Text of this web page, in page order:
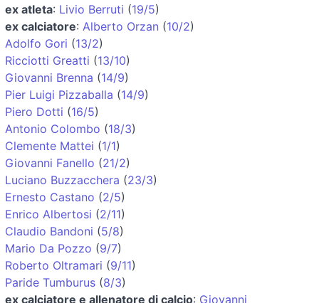
ex atleta: Livio Berruti (19/5)
ex calciatore: Alberto Orzan (10/2)
Adolfo Gori (13/2)
Ricciotti Greatti (13/10)
Giovanni Brenna (14/9)
Pier Luigi Pizzaballa (14/9)
Piero Dotti (16/5)
Antonio Colombo (18/3)
Clemente Mattei (1/1)
Giovanni Fanello (21/2)
Luciano Buzzacchera (23/3)
Ernesto Castano (2/5)
Enrico Albertosi (2/11)
Claudio Bandoni (5/8)
Mario Da Pozzo (9/7)
Roberto Oltramari (9/11)
Paride Tumburus (8/3)
ex calciatore e allenatore di calcio: Giovanni